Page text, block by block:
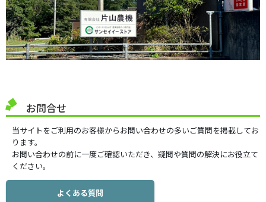
お問合せ
当サイトをご利用のお客様からお問い合わせの多いご質問を掲載してお
ります。
お問い合わせの前に一度ご確認いただき、疑問や質問の解決にお役立て
ください。
よくある質問